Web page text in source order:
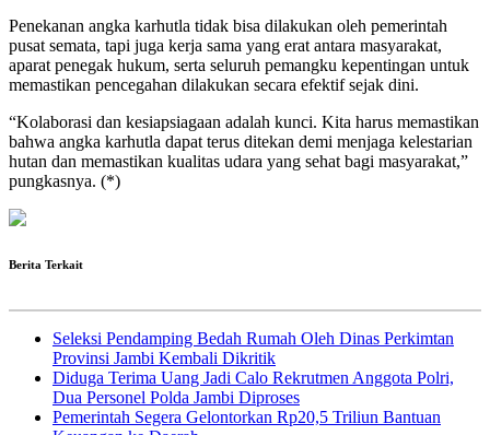
Penekanan angka karhutla tidak bisa dilakukan oleh pemerintah
pusat semata, tapi juga kerja sama yang erat antara masyarakat,
aparat penegak hukum, serta seluruh pemangku kepentingan untuk
memastikan pencegahan dilakukan secara efektif sejak dini.
“Kolaborasi dan kesiapsiagaan adalah kunci. Kita harus memastikan
bahwa angka karhutla dapat terus ditekan demi menjaga kelestarian
hutan dan memastikan kualitas udara yang sehat bagi masyarakat,”
pungkasnya. (*)
Berita Terkait
Seleksi Pendamping Bedah Rumah Oleh Dinas Perkimtan
Provinsi Jambi Kembali Dikritik
Diduga Terima Uang Jadi Calo Rekrutmen Anggota Polri,
Dua Personel Polda Jambi Diproses
Pemerintah Segera Gelontorkan Rp20,5 Triliun Bantuan